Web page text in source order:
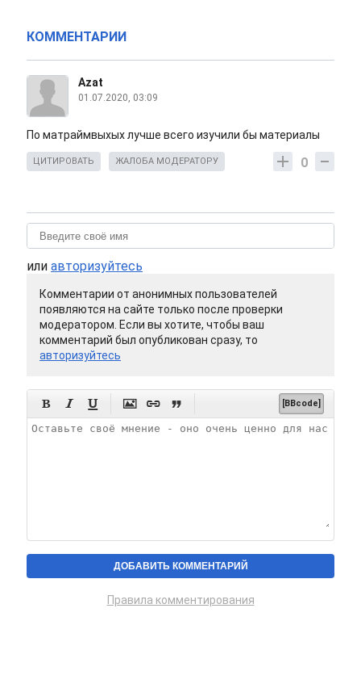
КОММЕНТАРИИ
Azat
01.07.2020, 03:09
По матраймвыхых лучше всего изучили бы материалы
0
ЦИТИРОВАТЬ ЖАЛОБА МОДЕРАТОРУ
или авторизуйтесь
Комментарии от анонимных пользователей
появляются на сайте только после проверки
модератором. Если вы хотите, чтобы ваш
комментарий был опубликован сразу, то
авторизуйтесь
      [BBcode]
Правила комментирования